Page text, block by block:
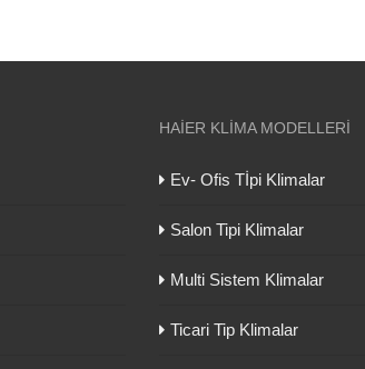
HAIER KLIMA MODELLERI
Ev- Ofis Tİpi Klimalar
Salon Tipi Klimalar
Multi Sistem Klimalar
Ticari Tip Klimalar